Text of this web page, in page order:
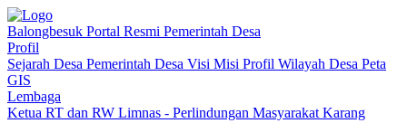
Balongbesuk Portal Resmi Pemerintah Desa
Profil
Sejarah Desa Pemerintah Desa Visi Misi Profil Wilayah Desa Peta
GIS
Lembaga
Ketua RT dan RW Limnas - Perlindungan Masyarakat Karang